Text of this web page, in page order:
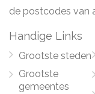
de postcodes van
Handige Links
Grootste steden
Grootste
gemeentes